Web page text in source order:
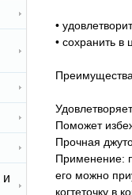
•
• сохранить
Поможет
Прочная
Применение:
его можно
когтеточку в
и